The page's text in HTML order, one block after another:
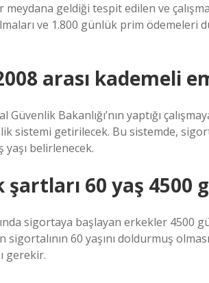
meydana geldiği tespit edilen ve
ve 1.800 günlük prim ödemeleri
arası kademeli
Güvenlik Bakanlığı’nın yaptığı
sistemi getirilecek. Bu sistemde,
yaşı belirlenecek.
60 yaş 4500
sigortaya başlayan erkekler 4500
60 yaşını doldurmuş
gerekir.